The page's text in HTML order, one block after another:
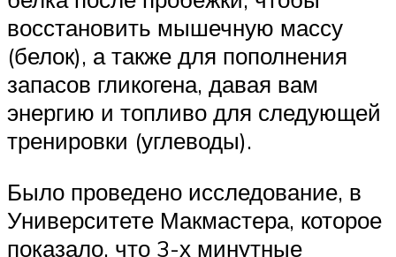
восстановить мышечную массу
(белок), а также для пополнения
запасов гликогена, давая вам
энергию и топливо для следующей
тренировки (углеводы).
Было проведено исследование, в
Университете Макмастера, которое
показало, что 3-х минутные